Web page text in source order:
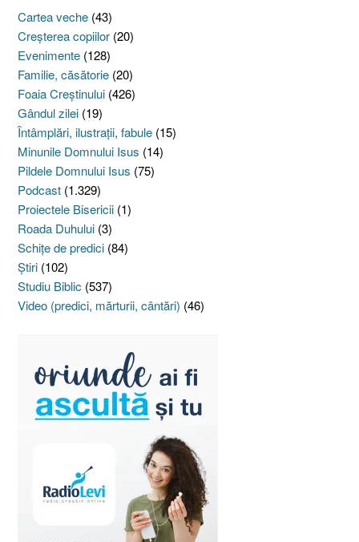
Cartea veche (43)
Creşterea copiilor (20)
Evenimente (128)
Familie, căsătorie (20)
Foaia Creştinului (426)
Gândul zilei (19)
Întâmplări, ilustraţii, fabule (15)
Minunile Domnului Isus (14)
Pildele Domnului Isus (75)
Podcast (1.329)
Proiectele Bisericii (1)
Roada Duhului (3)
Schiţe de predici (84)
Ştiri (102)
Studiu Biblic (537)
Video (predici, mărturii, cântări) (46)